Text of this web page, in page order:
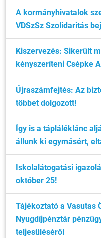
A kormányhivatalok
VDSzSz Szolidaritás
Kiszervezés: Sikerült
kényszeríteni Csépke
Újraszámfejtés: Az
többet dolgozott!
Így is a tápláléklánc
állunk ki egymásért,
Iskolalátogatási
október 25!
Tájékoztató a Vasutas
Nyugdíjpénztár
teljesüléséről